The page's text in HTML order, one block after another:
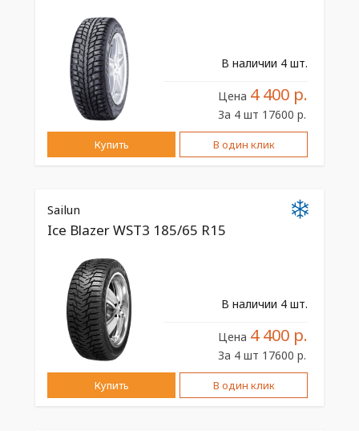
В наличии 4 шт.
Цена 4 400 р.
За 4 шт 17600 р.
Купить В один клик
Sailun
Ice Blazer WST3 185/65 R15
В наличии 4 шт.
Цена 4 400 р.
За 4 шт 17600 р.
Купить В один клик